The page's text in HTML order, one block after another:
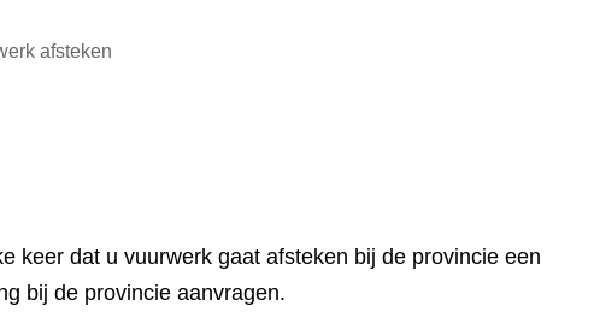
afsteken
keer dat u vuurwerk gaat afsteken bij de provincie een
bij de provincie aanvragen.